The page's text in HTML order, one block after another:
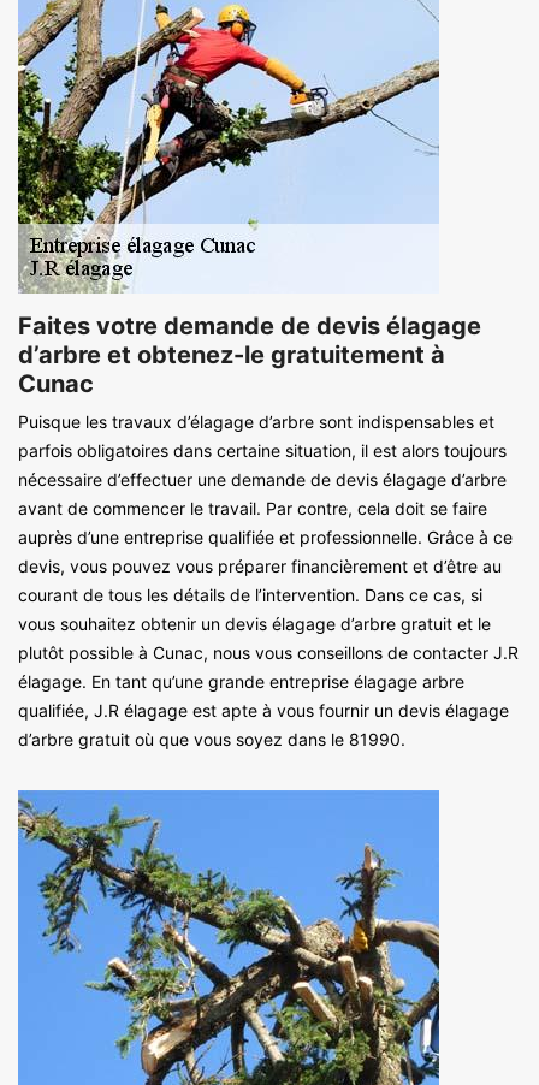
Faites votre demande de devis élagage
d’arbre et obtenez-le gratuitement à
Cunac
Puisque les travaux d’élagage d’arbre sont indispensables et
parfois obligatoires dans certaine situation, il est alors toujours
nécessaire d’effectuer une demande de devis élagage d’arbre
avant de commencer le travail. Par contre, cela doit se faire
auprès d’une entreprise qualifiée et professionnelle. Grâce à ce
devis, vous pouvez vous préparer financièrement et d’être au
courant de tous les détails de l’intervention. Dans ce cas, si
vous souhaitez obtenir un devis élagage d’arbre gratuit et le
plutôt possible à Cunac, nous vous conseillons de contacter J.R
élagage. En tant qu’une grande entreprise élagage arbre
qualifiée, J.R élagage est apte à vous fournir un devis élagage
d’arbre gratuit où que vous soyez dans le 81990.